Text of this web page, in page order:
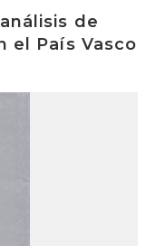
de
el País Vasco